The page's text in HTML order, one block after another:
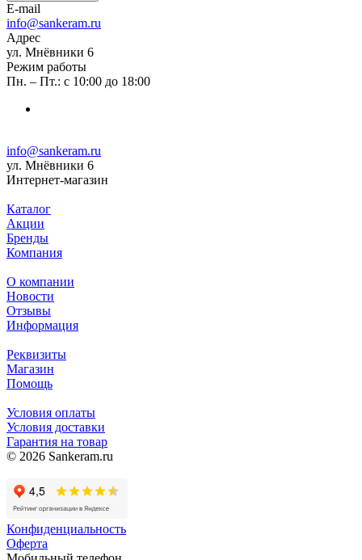
E-mail
info@sankeram.ru
Адрес
ул. Мнёвники 6
Режим работы
Пн. – Пт.: с 10:00 до 18:00
info@sankeram.ru
ул. Мнёвники 6
Интернет-магазин
Каталог
Акции
Бренды
Компания
О компании
Новости
Отзывы
Информация
Реквизиты
Магазин
Помощь
Условия оплаты
Условия доставки
Гарантия на товар
© 2026 Sankeram.ru
Конфиденциальность
Оферта